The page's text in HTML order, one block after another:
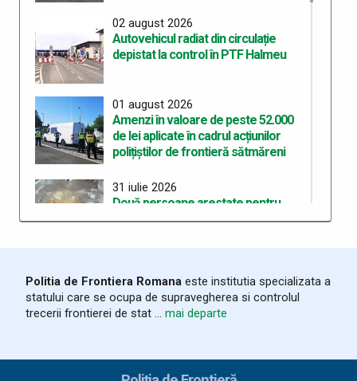
02 august 2026
Autovehicul radiat din circulație
depistat la control în PTF Halmeu
01 august 2026
Amenzi în valoare de peste 52.000
de lei aplicate în cadrul acțiunilor
polițiștilor de frontieră sătmăreni
31 iulie 2026
Două persoane arestate pentru
deținerea de droguri de mare risc pe
28 iulie 2026
ITPF Sighetu Marmației a sărbătorit
162 de ani de la înființarea Poliției de
Politia de Frontiera Romana este institutia specializata a
statului care se ocupa de supravegherea si controlul
trecerii frontierei de stat ... mai departe